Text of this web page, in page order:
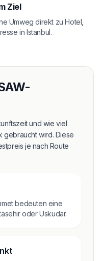
Ziel
Umweg direkt zu Hotel,
in Istanbul.
und wie viel
gebraucht wird. Diese
je nach Route
bedeuten eine
oder Uskudar.